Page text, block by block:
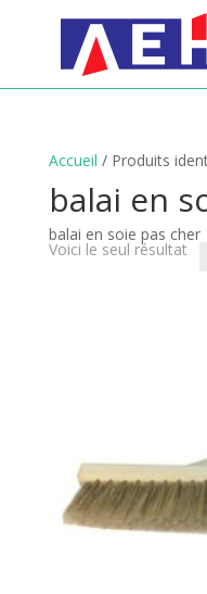
Accueil / Produits
balai en
balai en soie pas cher
Voici le seul résultat